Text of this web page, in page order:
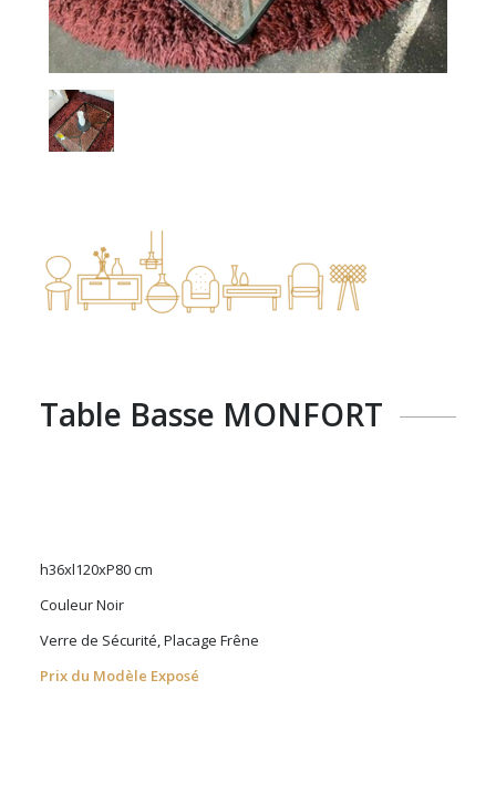
Table Basse MONFORT
h36xl120xP80 cm
Couleur Noir
Verre de Sécurité, Placage Frêne
Prix du Modèle Exposé